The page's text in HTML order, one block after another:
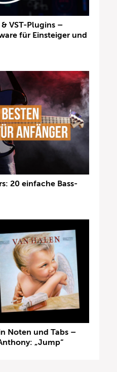
VST-Plugins –
für Einsteiger und
20 einfache Bass-
Noten und Tabs –
„Jump“